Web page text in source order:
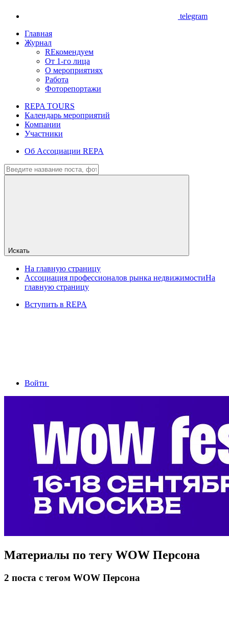
telegram
Главная
Журнал
REкомендуем
От 1-го лица
О мероприятиях
Работа
Фоторепортажи
REPA TOURS
Календарь мероприятий
Компании
Участники
Об Ассоциации REPA
Искать
На главную страницу
Ассоциация профессионалов рынка недвижимостиНа
главную страницу
Вступить в REPA
Войти
Материалы по тегу WOW Персона
2 поста с тегом WOW Персона